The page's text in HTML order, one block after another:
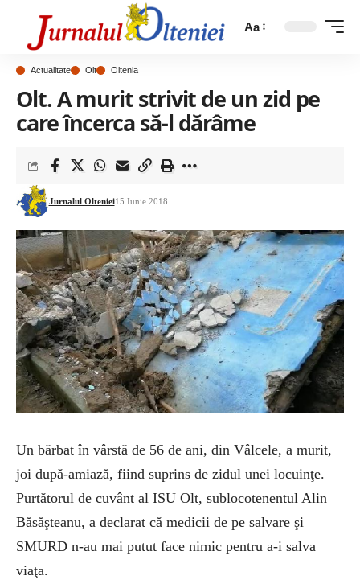
Aa
Actualitate Olt Oltenia
Olt. A murit strivit de un zid pe
care încerca să-l dărâme
Jurnalul Olteniei15 Iunie 2018
Un bărbat în vârstă de 56 de ani, din Vâlcele, a murit,
joi după-amiază, fiind suprins de zidul unei locuinţe.
Purtătorul de cuvânt al ISU Olt, sublocotenentul Alin
Băsăşteanu, a declarat că medicii de pe salvare şi
SMURD n-au mai putut face nimic pentru a-i salva
viaţa.